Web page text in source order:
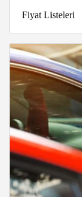
Fiyat Listeleri